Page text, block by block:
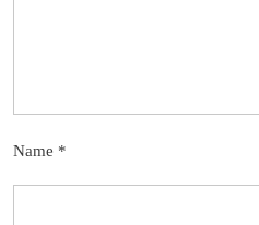
Name *